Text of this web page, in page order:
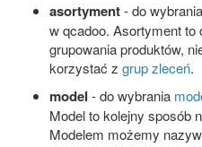
asortyment- do wybrania
w qcadoo. Asortyment to
grupowania produktów,
korzystać z grup zleceń.
model - do wybrania
Model to kolejny sposób
Modelem możemy